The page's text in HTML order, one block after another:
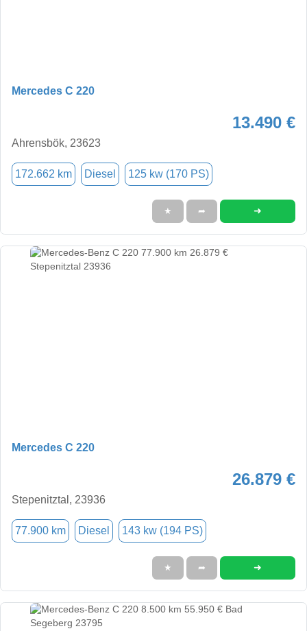
Mercedes C 220
13.490 €
Ahrensbök, 23623
172.662 km Diesel 125 kw (170 PS)
★ ➦ ➜
Mercedes C 220
26.879 €
Stepenitztal, 23936
77.900 km Diesel 143 kw (194 PS)
★ ➦ ➜